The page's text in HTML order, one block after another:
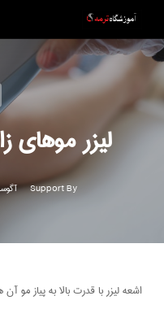
to
main
content
لیزر موهای
By
Support آگوست
اشعه لیزر با قدرت بالا به پیاز مو